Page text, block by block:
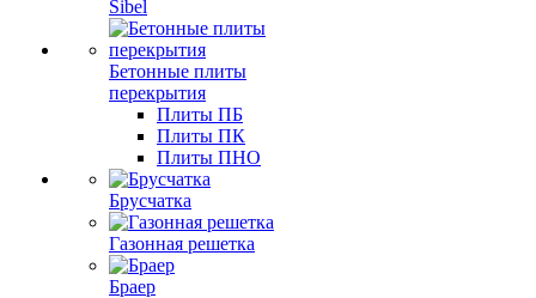
Sibel
Бетонные плиты
перекрытия
Плиты ПБ
Плиты ПК
Плиты ПНО
Брусчатка
Газонная решетка
Браер